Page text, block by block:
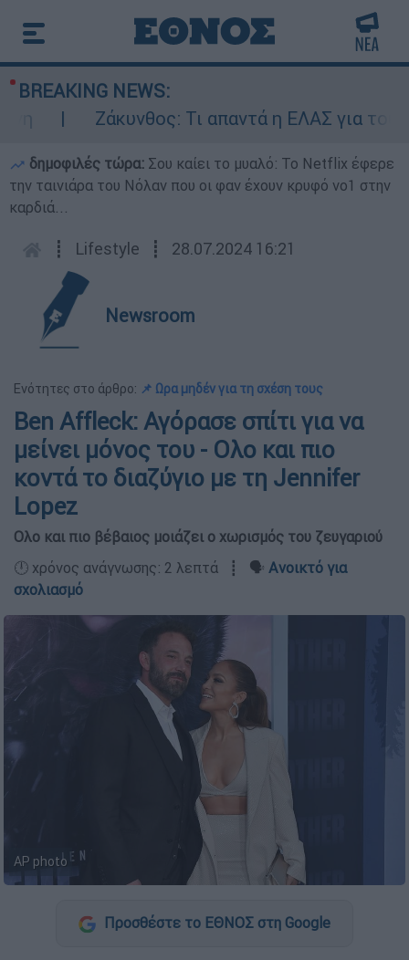
BREAKING NEWS:
Ζάκυνθος: Τι απαντά η ΕΛΑΣ για τους 8
δημοφιλές τώρα: Σου καίει το μυαλό: Το Netflix έφερε
την ταινιάρα του Νόλαν που οι φαν έχουν κρυφό νο1 στην
καρδιά...
┋ Lifestyle ┋ 28.07.2024 16:21
Newsroom
Ενότητες στο άρθρο: 📌 Ωρα μηδέν για τη σχέση τους
Ben Affleck: Αγόρασε σπίτι για να
μείνει μόνος του - Ολο και πιο
κοντά το διαζύγιο με τη Jennifer
Lopez
Ολο και πιο βέβαιος μοιάζει ο χωρισμός του ζευγαριού
🕛 χρόνος ανάγνωσης: 2 λεπτά ┋ 🗣️ Ανοικτό για
σχολιασμό
AP photo
Προσθέστε το ΕΘΝΟΣ στη Google